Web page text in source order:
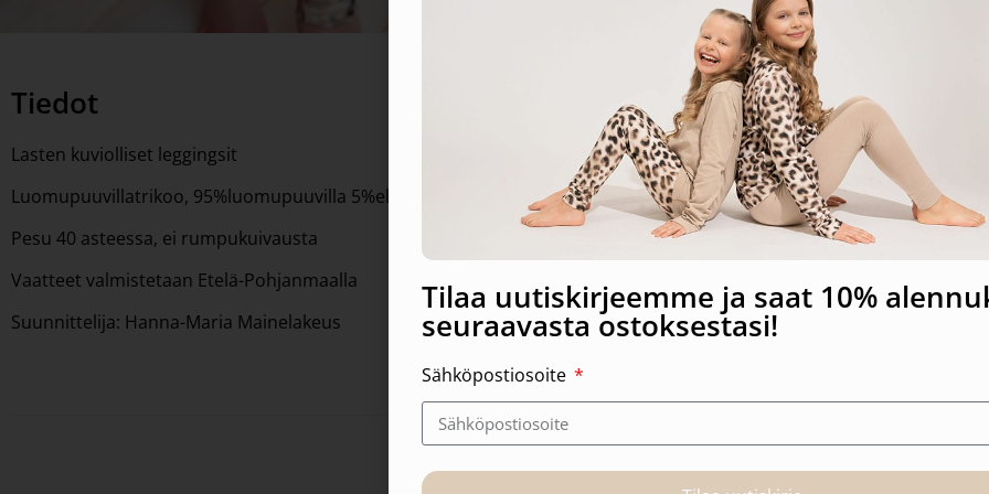
Tiedot
Lasten kuviolliset leggingsit
Luomupuuvillatrikoo, 95%luomupuuvilla 5%elastaani, GOTS-sertifioitu
Pesu 40 asteessa, ei rumpukuivausta
Vaatteet valmistetaan Etelä-Pohjanmaalla
Suunnittelija: Hanna-Maria Mainelakeus
Tutustu myös
Tilaa uutiskirjeemme ja saat 10%
seuraavasta ostoksestasi!
Sähköpostiosoite